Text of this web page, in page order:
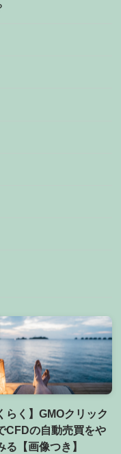
らく】GMOクリック
CFDの自動売買をや
る【画像つき】